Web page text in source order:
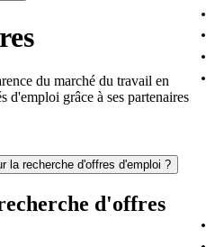
du marché du travail en
d'emploi grâce à ses partenaires
la recherche d'offres d'emploi ?
d'offres